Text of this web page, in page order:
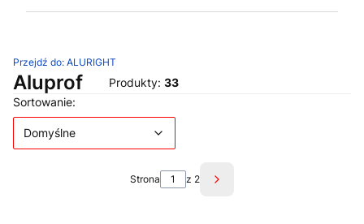
Przejdź do: ALURIGHT
Aluprof Produkty: 33
Lista produktów
Sortowanie:
Domyślne
Strona z 2 Następne produkty